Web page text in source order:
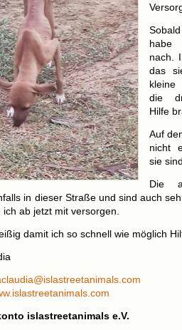
habe
nach.
das
kleine
die
Hilfe
Auf
nicht
sie
Die
in dieser Straße und sind auch
ab jetzt mit versorgen.
damit ich so schnell wie möglich
islastreetanimals e.V.